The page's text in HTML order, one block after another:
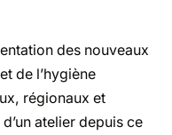
des nouveaux
de l’hygiène
régionaux et
atelier depuis ce